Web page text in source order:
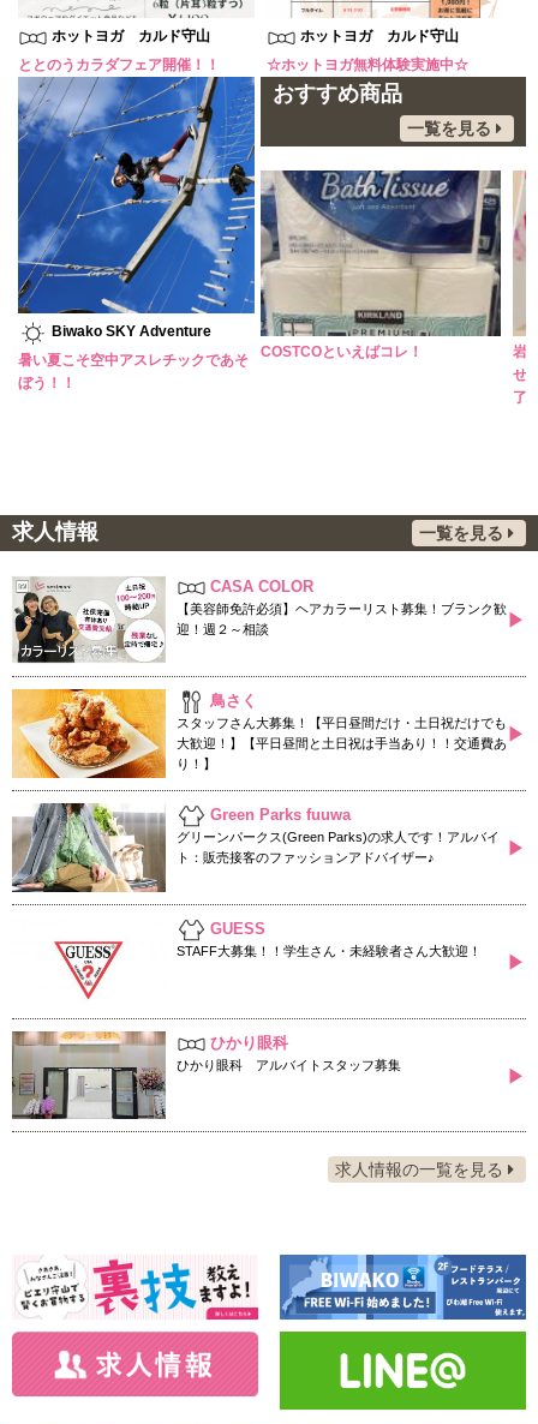
ホットヨガ カルド守山
ととのうカラダフェア開催！！
ホットヨガ カルド守山
☆ホットヨガ無料体験実施中☆
Biwako SKY Adventure
暑い夏こそ空中アスレチックであそ
ぼう！！
おすすめ商品
一覧を見る
暑い日には、さっぱりアイスコーヒ
ーがオススメ！
COSTCOといえばコレ！
岩
せ
了
求人情報 一覧を見る
CASA COLOR
【美容師免許必須】ヘアカラーリスト募集！ブランク歓
迎！週２～相談
▶
鳥さく
スタッフさん大募集！【平日昼間だけ・土日祝だけでも
大歓迎！】【平日昼間と土日祝は手当あり！！交通費あ
り！】
▶
Green Parks fuuwa
グリーンパークス(Green Parks)の求人です！アルバイ
ト：販売接客のファッションアドバイザー♪
▶
GUESS
STAFF大募集！！学生さん・未経験者さん大歓迎！
▶
ひかり眼科
ひかり眼科 アルバイトスタッフ募集
▶
求人情報の一覧を見る